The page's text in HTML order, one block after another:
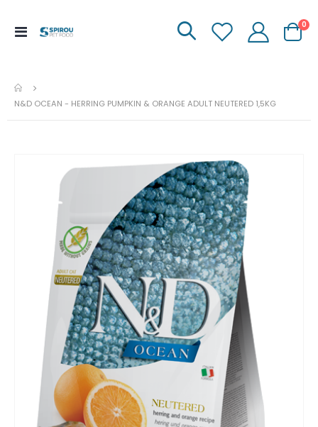
Menu
0
N&D OCEAN - HERRING PUMPKIN & ORANGE ADULT NEUTERED 1,5KG
imagens